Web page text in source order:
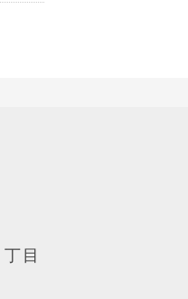
目